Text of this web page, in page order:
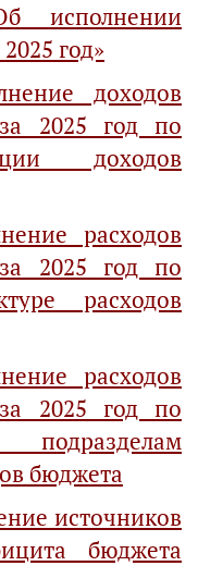
исполнении
год»
доходов
2025 год по
доходов
расходов
2025 год по
расходов
расходов
2025 год по
бюджета
источников
бюджета